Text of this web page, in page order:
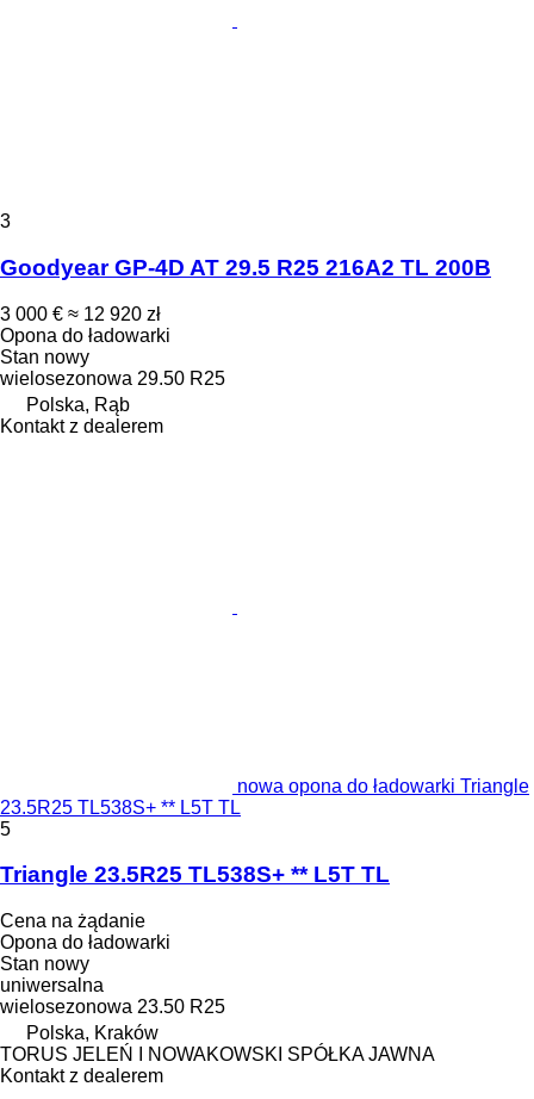
3
Goodyear GP-4D AT 29.5 R25 216A2 TL 200B
3 000 € ≈ 12 920 zł
Opona do ładowarki
Stan nowy
wielosezonowa 29.50 R25
Polska, Rąb
Kontakt z dealerem
nowa opona do ładowarki Triangle
23.5R25 TL538S+ ** L5T TL
5
Triangle 23.5R25 TL538S+ ** L5T TL
Cena na żądanie
Opona do ładowarki
Stan nowy
uniwersalna
wielosezonowa 23.50 R25
Polska, Kraków
TORUS JELEŃ I NOWAKOWSKI SPÓŁKA JAWNA
Kontakt z dealerem